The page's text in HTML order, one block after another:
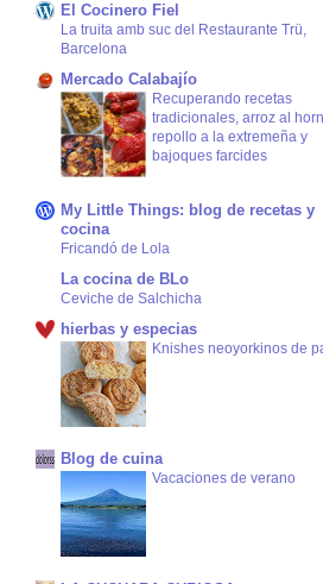
El Cocinero Fiel
La truita amb suc del Restaurante Trü,
Barcelona
Mercado Calabajío
Recuperando recetas
tradicionales, arroz al
repollo a la extremeña y
bajoques farcides
My Little Things: blog de recetas y
cocina
Fricandó de Lola
La cocina de BLo
Ceviche de Salchicha
hierbas y especias
Knishes neoyorkinos de
Blog de cuina
Vacaciones de verano